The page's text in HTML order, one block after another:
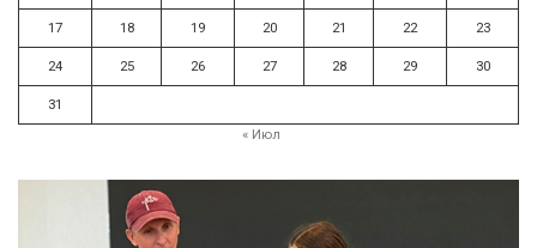
17 18 19 20 21 22 23
24 25 26 27 28 29 30
31
« Июл